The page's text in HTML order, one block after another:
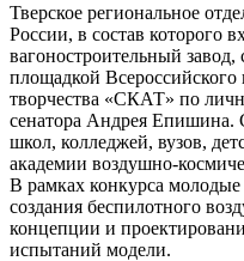
Тверское региональное
России, в состав которого
вагоностроительный завод,
площадкой Всероссийского
творчества «СКАТ» по
сенатора Андрея
школ, колледжей, вузов,
академии воздушно-
В рамках конкурса
создания беспилотного
концепции и
испытаний модели.